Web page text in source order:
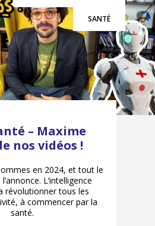
SANTÉ
– Maxime
nos vidéos !
en 2024, et tout le
L’intelligence
révolutionner tous les
à commencer par la
santé.